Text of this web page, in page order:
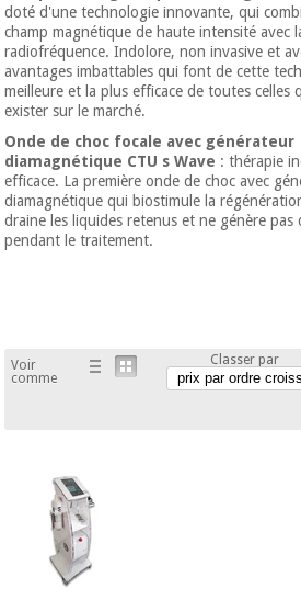
Offres
Outlet
Académie
équipement
médical
Médecine
traditionnelle
chinoise
Mobilier
clinique
Armoires
essentiel
pour les
fitness
pilates
Sports
Nouveautes
Offres
Académie
Tech
Dentisterie
équipement
médical
Médecine
traditionnelle
chinoise
Matériel de
protection
essentiel
pour les
coronavirus
doté d'une technologie innovante, qui
champ magnétique de haute intensité avec
radiofréquence. Indolore, non invasive et
avantages imbattables qui font de cette
meilleure et la plus efficace de toutes celles
exister sur le marché.
Onde de choc focale avec générateur
diamagnétique CTU s Wave : thérapie
efficace. La première onde de choc avec
diamagnétique qui biostimule la
draine les liquides retenus et ne génère pas
pendant le traitement.
Voir
comme
Classer par